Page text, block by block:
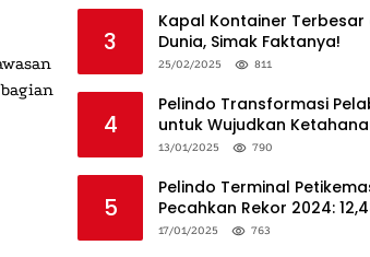
3
Kapal Kontainer Terbesar
Dunia, Simak Faktanya!
25/02/2025 811
4
Pelindo Transformasi
untuk Wujudkan
Logistik dan Daya Saing
13/01/2025 790
5
Pelindo Terminal
Pecahkan Rekor 2024:
TEUs, Bukti Keunggulan
17/01/2025 763